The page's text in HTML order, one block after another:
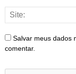
Salvar meus dados
comentar.